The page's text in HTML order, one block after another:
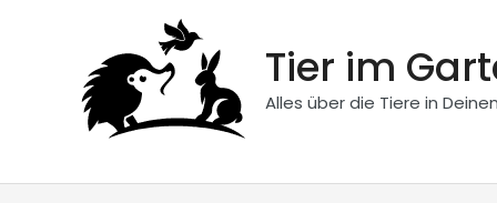
Tier im
Alles über die Tiere in